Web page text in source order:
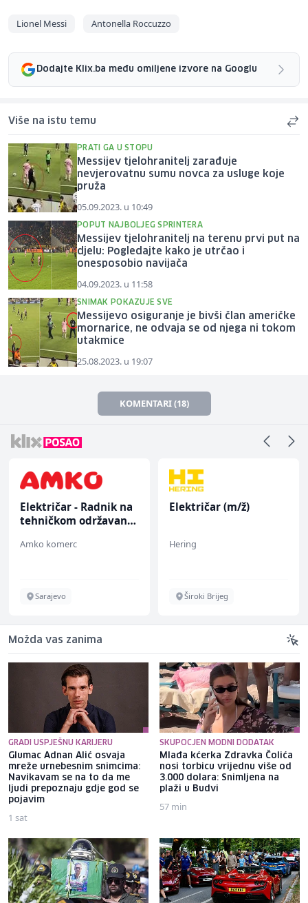
Lionel Messi Antonella Roccuzzo
Dodajte Klix.ba među omiljene izvore na Googlu
Više na istu temu
PRATI GA U STOPU
Messijev tjelohranitelj zarađuje
nevjerovatnu sumu novca za usluge koje
pruža
05.09.2023. u 10:49
POPUT NAJBOLJEG SPRINTERA
Messijev tjelohranitelj na terenu prvi put na
djelu: Pogledajte kako je utrčao i
onesposobio navijača
04.09.2023. u 11:58
SNIMAK POKAZUJE SVE
Messijevo osiguranje je bivši član američke
mornarice, ne odvaja se od njega ni tokom
utakmice
25.08.2023. u 19:07
KOMENTARI (18)
Električar - Radnik na
tehničkom održavanju
Amko komerc
Sarajevo
Električar (m/ž)
Hering
Široki Brijeg
Možda vas zanima
GRADI USPJEŠNU KARIJERU
Glumac Adnan Alić osvaja
mreže urnebesnim snimcima:
Navikavam se na to da me
ljudi prepoznaju gdje god se
pojavim
1 sat
SKUPOCJEN MODNI DODATAK
Mlađa kćerka Zdravka Čolića
nosi torbicu vrijednu više od
3.000 dolara: Snimljena na
plaži u Budvi
57 min